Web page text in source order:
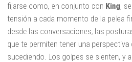
fijarse como, en conjunto con King,
tensión a cada momento de la pelea
desde las conversaciones, las
que te permiten tener una perspectiva
sucediendo. Los golpes se sienten, y